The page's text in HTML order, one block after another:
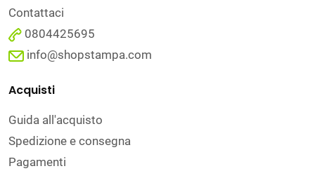
Contattaci
0804425695
info@shopstampa.com
Acquisti
Guida all'acquisto
Spedizione e consegna
Pagamenti